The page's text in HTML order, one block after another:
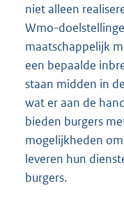
niet alleen
Wmo-
maatschappelijk
een bepaalde
staan midden in
wat er aan de
bieden burgers
mogelijkheden
leveren hun
burgers.